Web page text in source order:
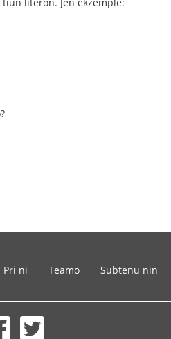
Pri ni Teamo Subtenu nin